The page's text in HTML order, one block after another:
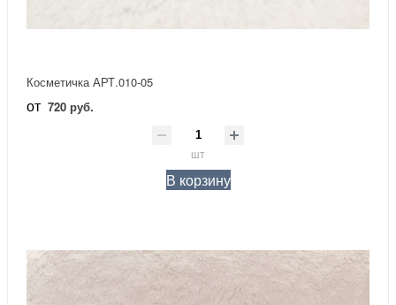
Косметичка АРТ.010-05
от 720 руб.
шт
В корзину